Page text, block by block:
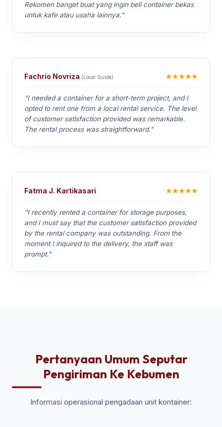
Rekomen banget buat yang ingin beli container bekas
untuk kafe atau usaha lainnya."
Fachrio Novriza (Local Guide) ★★★★★
"I needed a container for a short-term project, and I
opted to rent one from a local rental service. The level
of customer satisfaction provided was remarkable.
The rental process was straightforward."
Fatma J. Kartikasari ★★★★★
"I recently rented a container for storage purposes,
and I must say that the customer satisfaction provided
by the rental company was outstanding. From the
moment I inquired to the delivery, the staff was
prompt."
Pertanyaan Umum Seputar
Pengiriman Ke Kebumen
Informasi operasional pengadaan unit kontainer: